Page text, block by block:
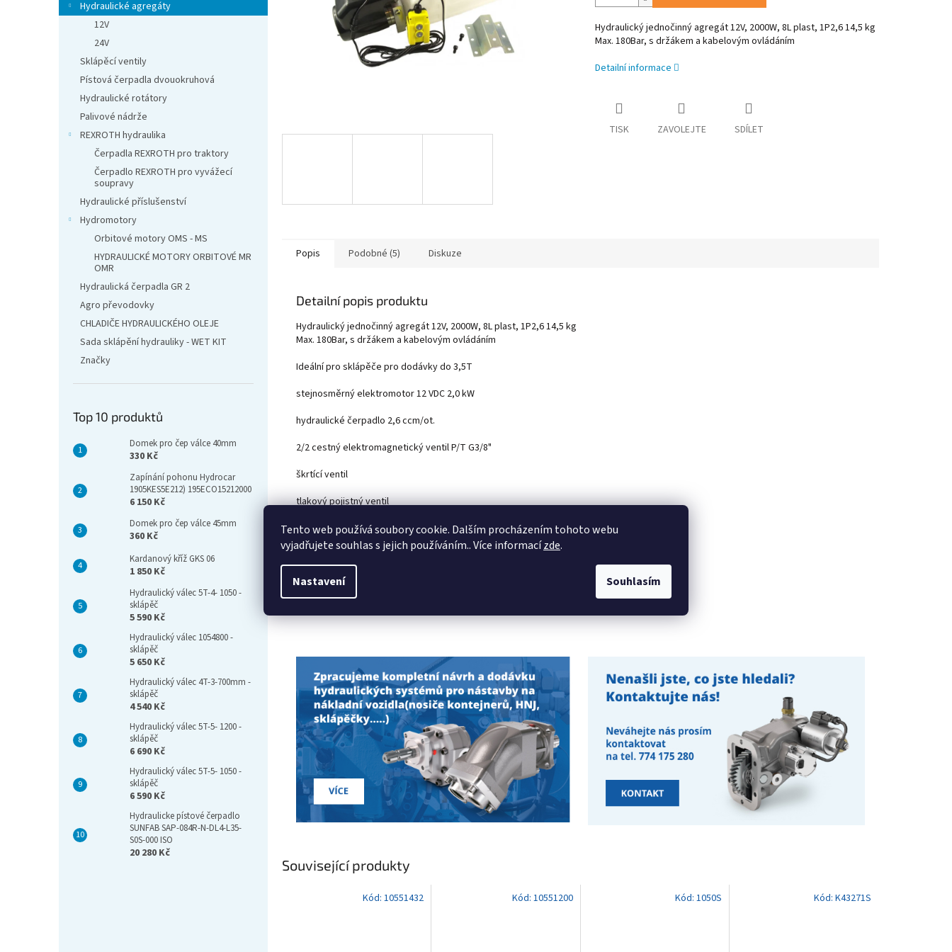
Tento web používá soubory cookie. Dalším procházením tohoto webu
vyjadřujete souhlas s jejich používáním.. Více informacízde.
Nastavení Souhlasím
e
Hydraulické agregáty
12V
24V
Sklápěcí ventily
Pístová čerpadla dvouokruhová
Hydraulické rotátory
Palivové nádrže
REXROTH hydraulika
Čerpadla REXROTH pro traktory
Čerpadlo REXROTH pro vyvážecí
soupravy
Hydraulické příslušenství
Hydromotory
Orbitové motory OMS - MS
HYDRAULICKÉ MOTORY ORBITOVÉ MR
OMR
Hydraulická čerpadla GR 2
Agro převodovky
CHLADIČE HYDRAULICKÉHO OLEJE
Sada sklápění hydrauliky - WET KIT
Značky
Top 10 produktů
Domek pro čep válce 40mm
330 Kč
Zapínání pohonu Hydrocar
1905KES5E212) 195ECO15212000
6 150 Kč
Domek pro čep válce 45mm
360 Kč
Kardanový kříž GKS 06
1 850 Kč
Hydraulický válec 5T-4- 1050 -
sklápěč
5 590 Kč
Hydraulický válec 1054800 -
sklápěč
5 650 Kč
Hydraulický válec 4T-3-700mm -
sklápěč
4 540 Kč
Hydraulický válec 5T-5- 1200 -
sklápěč
6 690 Kč
Hydraulický válec 5T-5- 1050 -
sklápěč
6 590 Kč
Hydraulicke pístové čerpadlo
SUNFAB SAP-084R-N-DL4-L35-
S0S-000 ISO
20 280 Kč
Hydraulický jednočinný agregát 12V, 2000W, 8L plast, 1P2,6 14,5 kg
Max. 180Bar, s držákem a kabelovým ovládáním
Detailní informace
TISK ZAVOLEJTE SDÍLET
Související produkty
Kód: 10551432 Kód: 10551200 Kód:1050S Kód: K43271S
Popis Podobné (5) Diskuze
Detailní popis produktu
Hydraulický jednočinný agregát 12V, 2000W, 8L plast, 1P2,6 14,5 kg
Max. 180Bar, s držákem a kabelovým ovládáním
Ideální pro sklápěče pro dodávky do 3,5T
stejnosměrný elektromotor 12 VDC 2,0 kW
hydraulické čerpadlo 2,6 ccm/ot.
2/2 cestný elektromagnetický ventil P/T G3/8"
škrtící ventil
tlakový pojistný ventil
zpětný ventil
plastová nádrž 8 litrů
ovládací panel s kabelem 4 m